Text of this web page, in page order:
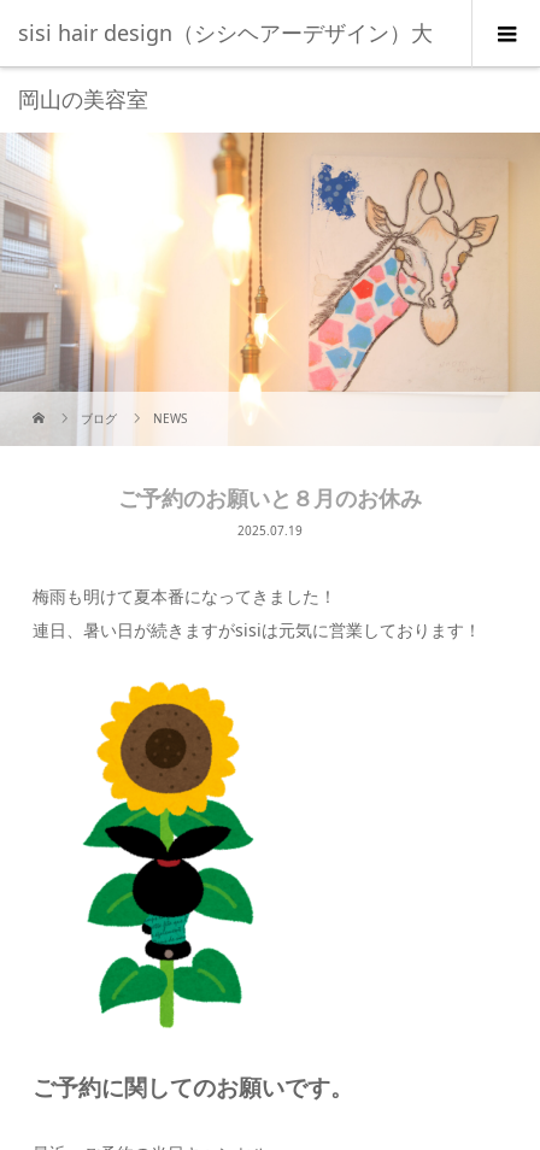
sisi hair design（シシヘアーデザイン）大
岡山の美容室
ブログ NEWS
ご予約のお願いと８月のお休み
2025.07.19
梅雨も明けて夏本番になってきました！
連日、暑い日が続きますがsisiは元気に営業しております！
ご予約に関してのお願いです。